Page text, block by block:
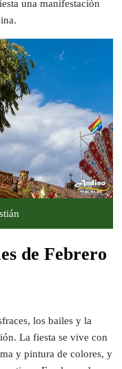
una manifestación
de Febrero
los bailes y la
La fiesta se vive con
y pintura de colores, y